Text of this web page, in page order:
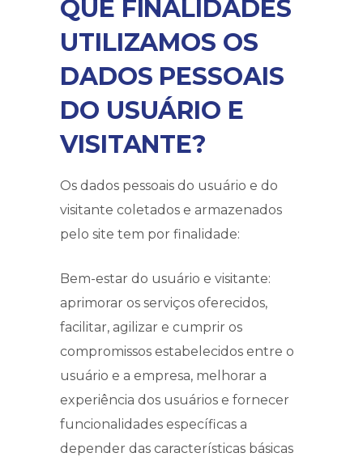
QUE FINALIDADES
UTILIZAMOS OS
DADOS PESSOAIS
DO USUÁRIO E
VISITANTE?
Os dados pessoais do usuário e do
visitante coletados e armazenados
pelo site tem por finalidade:
Bem-estar do usuário e visitante:
aprimorar os serviços oferecidos,
facilitar, agilizar e cumprir os
compromissos estabelecidos entre o
usuário e a empresa, melhorar a
experiência dos usuários e fornecer
funcionalidades específicas a
depender das características básicas